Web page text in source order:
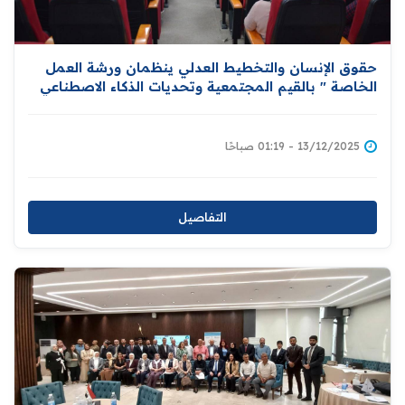
حقوق الإنسان والتخطيط العدلي ينظمان ورشة العمل
الخاصة " بالقيم المجتمعية وتحديات الذكاء الاصطناعي
13/12/2025 - 01:19 صباحًا
التفاصيل